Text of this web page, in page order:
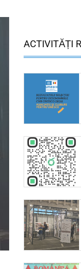
ACTIVITĂȚI